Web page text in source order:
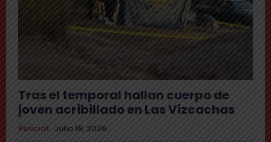
Tras el temporal hallan cuerpo de
joven acribillado en Las Vizcachas
Policial Julio 18, 2026